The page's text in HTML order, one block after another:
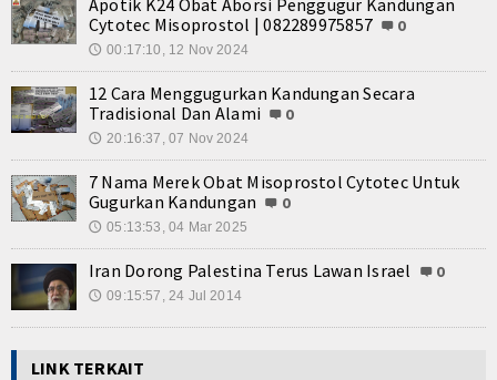
Konsultasi
Kesehatan
Dalam Negeri
Luar Negeri
Hubungi Kami
Apotik K24 Obat Aborsi Penggugur Kandungan
Cytotec Misoprostol | 082289975857
0
🕔 00:17:10, 12 Nov 2024
12 Cara Menggugurkan Kandungan Secara
Tradisional Dan Alami
0
🕔 20:16:37, 07 Nov 2024
7 Nama Merek Obat Misoprostol Cytotec Untuk
Gugurkan Kandungan
0
🕔 05:13:53, 04 Mar 2025
Iran Dorong Palestina Terus Lawan Israel 0
🕔 09:15:57, 24 Jul 2014
LINK TERKAIT